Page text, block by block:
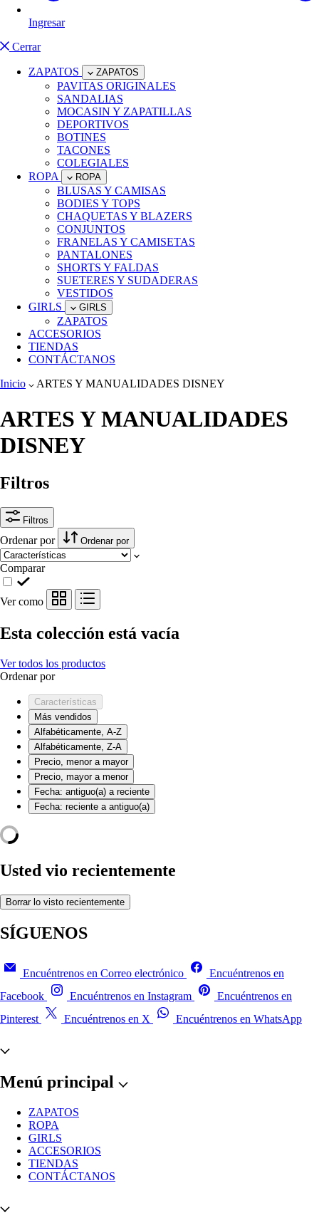
Ingresar
Cerrar
ZAPATOS ZAPATOS
PAVITAS ORIGINALES
SANDALIAS
MOCASIN Y ZAPATILLAS
DEPORTIVOS
BOTINES
TACONES
COLEGIALES
ROPA
ROPA
BLUSAS Y CAMISAS
BODIES Y TOPS
CHAQUETAS Y BLAZERS
CONJUNTOS
FRANELAS Y CAMISETAS
PANTALONES
SHORTS Y FALDAS
SUETERES Y SUDADERAS
VESTIDOS
GIRLS
GIRLS
ZAPATOS
ACCESORIOS
TIENDAS
CONTÁCTANOS
Inicio
ARTES Y MANUALIDADES DISNEY
ARTES Y MANUALIDADES
DISNEY
Filtros
Filtros
Ordenar por Ordenar por
Comparar
Ver como
Esta colección está vacía
Ver todos los productos
Ordenar por
Características
Más vendidos
Alfabéticamente, A-Z
Alfabéticamente, Z-A
Precio, menor a mayor
Precio, mayor a menor
Fecha: antiguo(a) a reciente
Fecha: reciente a antiguo(a)
Usted vio recientemente
Borrar lo visto recientemente
SÍGUENOS
Encuéntrenos en Correo electrónico
Encuéntrenos en
Facebook
Encuéntrenos en Instagram
Encuéntrenos en
Pinterest
Encuéntrenos en X Encuéntrenos en WhatsApp
Menú principal
ZAPATOS
ROPA
GIRLS
ACCESORIOS
TIENDAS
CONTÁCTANOS